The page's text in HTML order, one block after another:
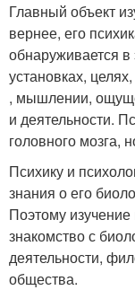
Главный объект
вернее, его
обнаруживается
установках,
, мышлении,
и деятельности.
головного мозга,
Психику и
знания о его
Поэтому изучение
знакомство с
деятельности,
общества.